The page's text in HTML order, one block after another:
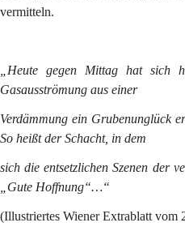
vermitteln.
„Heute gegen Mittag hat sich
Gasausströmung aus einer
Verdämmung ein Grubenunglück
So heißt der Schacht, in dem
sich die entsetzlichen Szenen der
„Gute Hoffnung“…“
(Illustriertes Wiener Extrablatt vom